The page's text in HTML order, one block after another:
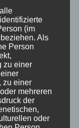
(im
Als
Person
zu einer
zu einer
mehreren
der
oder